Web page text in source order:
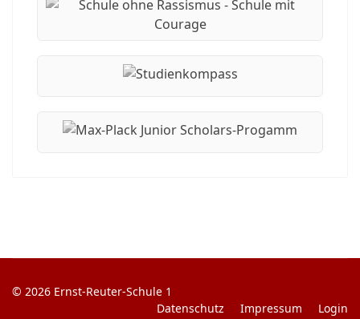
© 2026 Ernst-Reuter-Schule 1
Datenschutz
Impressum Login